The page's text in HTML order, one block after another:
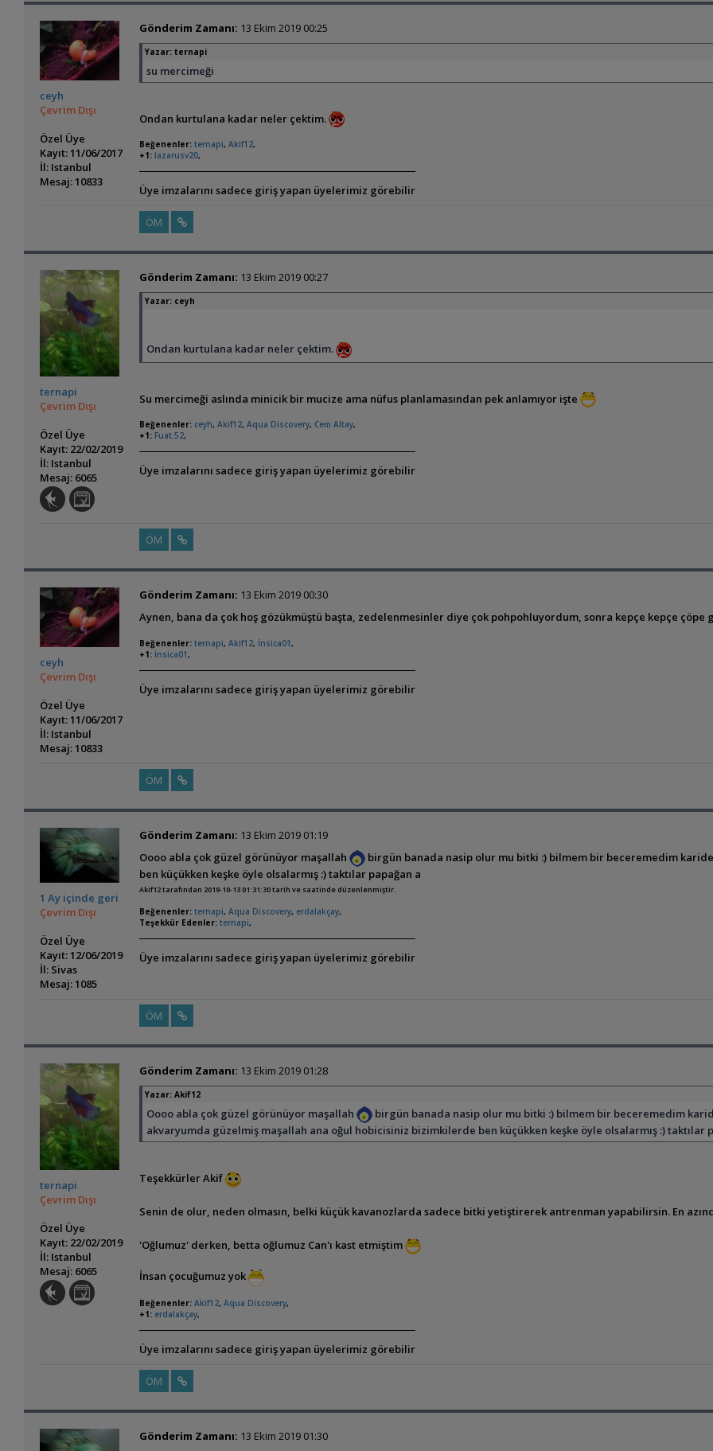
ceyh
Çevrim Dışı
Özel Üye
Kayıt: 11/06/2017
İl: Istanbul
Mesaj: 10833
Gönderim Zamanı: 13 Ekim 2019 00:25
Yazar:ternapi
su mercimeği
Ondan kurtulana kadar neler çektim.
Beğenenler: ternapi,Akif12,
+1: lazarusv20,
Üye imzalarını sadece giriş yapan üyelerimiz görebilir
ÖM
ternapi
Çevrim Dışı
Özel Üye
Kayıt: 22/02/2019
İl: Istanbul
Mesaj: 6065
Gönderim Zamanı: 13 Ekim 2019 00:27
Yazar: ceyh
Ondan kurtulana kadar neler çektim.
Su mercimeği aslında minicik bir mucize ama nüfus planlamasından pek anlamıyor işte
Beğenenler: ceyh,Akif12,Aqua Discovery, Cem Altay,
+1: Fuat.52,
Üye imzalarını sadece giriş yapan üyelerimiz görebilir
ÖM
ceyh
Çevrim Dışı
Özel Üye
Kayıt: 11/06/2017
İl: Istanbul
Mesaj: 10833
Gönderim Zamanı: 13 Ekim 2019 00:30
Aynen, bana da çok hoş gözükmüştü başta, zedelenmesinler diye çok pohpohluyordum, sonra kepçe kepçe
Beğenenler: ternapi,Akif12, İnsica01,
+1: İnsica01,
Üye imzalarını sadece giriş yapan üyelerimiz görebilir
ÖM
1 Ay içinde geri
Çevrim Dışı
Özel Üye
Kayıt: 12/06/2019
İl: Sivas
Mesaj: 1085
Gönderim Zamanı: 13 Ekim 2019 01:19
Oooo abla çok güzel görünüyor maşallah
birgün banada nasip olur mu bitki :) bilmem bir beceremedim
ben küçükken keşke öyle olsalarmış :) taktılar papağan a
Akif12 tarafından 2019-10-13 01:31:30 tarih ve saatinde düzenlenmiştir.
Beğenenler: ternapi,Aqua Discovery, erdalakçay,
Teşekkür Edenler: ternapi,
Üye imzalarını sadece giriş yapan üyelerimiz görebilir
ÖM
ternapi
Çevrim Dışı
Özel Üye
Kayıt: 22/02/2019
İl: Istanbul
Mesaj: 6065
Gönderim Zamanı: 13 Ekim 2019 01:28
Yazar:Akif12
Oooo abla çok güzel görünüyor maşallah
birgün banada nasip olur mu bitki :) bilmem bir beceremedim
akvaryumda güzelmiş maşallah ana oğul hobicisiniz bizimkilerde ben küçükken keşke öyle olsalarmış :) taktılar
Teşekkürler Akif
Senin de olur, neden olmasın, belki küçük kavanozlarda sadece bitki yetiştirerek antrenman yapabilirsin. En
'Oğlumuz' derken, betta oğlumuz Can'ı kast etmiştim
İnsan çocuğumuz yok
Beğenenler: Akif12,Aqua Discovery,
+1: erdalakçay,
Üye imzalarını sadece giriş yapan üyelerimiz görebilir
ÖM
Gönderim Zamanı: 13 Ekim 2019 01:30